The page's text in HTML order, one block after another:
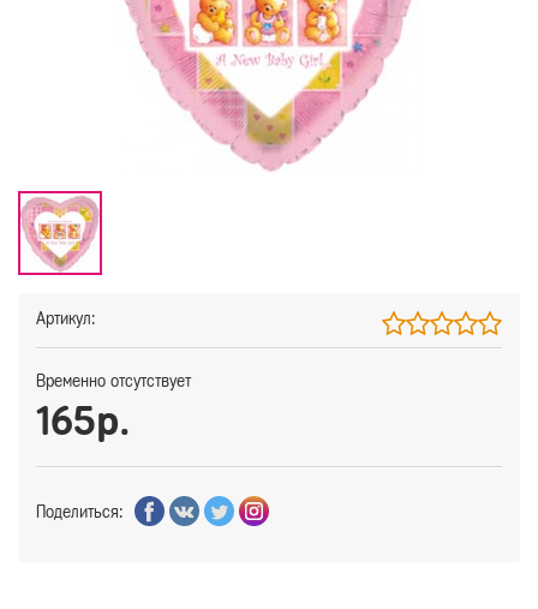
Артикул:
Временно отсутствует
165р.
Поделиться: